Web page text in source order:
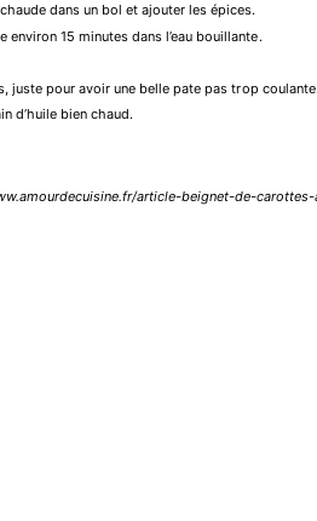
dans un bol et ajouter les épices.
15 minutes dans l’eau bouillante.
juste pour avoir une belle pate pas trop coulante.
d’huile bien chaud.
article-beignet-de-